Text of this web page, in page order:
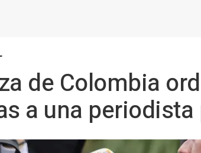
de Colombia
a una